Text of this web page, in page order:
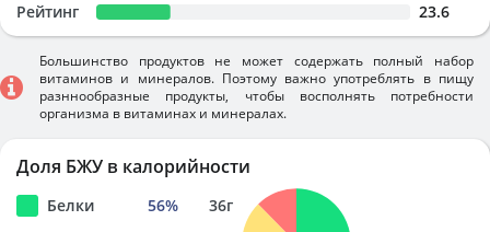
Рейтинг 23.6
Большинство продуктов не может содержать полный набор
витаминов и минералов. Поэтому важно употреблять в пищу
разннообразные продукты, чтобы восполнять потребности
организма в витаминах и минералах.
Доля БЖУ в калорийности
Белки 56% 36г